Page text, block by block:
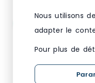
137 cm –
– métal
Nous utilisons
adapter le
Pour plus de